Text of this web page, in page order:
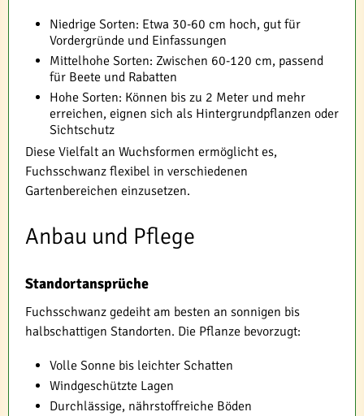
Niedrige Sorten: Etwa 30-60 cm hoch, gut für
Vordergründe und Einfassungen
Mittelhohe Sorten: Zwischen 60-120 cm, passend
für Beete und Rabatten
Hohe Sorten: Können bis zu 2 Meter und mehr
erreichen, eignen sich als Hintergrundpflanzen oder
Sichtschutz
Diese Vielfalt an Wuchsformen ermöglicht es,
Fuchsschwanz flexibel in verschiedenen
Gartenbereichen einzusetzen.
Anbau und Pflege
Standortansprüche
Fuchsschwanz gedeiht am besten an sonnigen bis
halbschattigen Standorten. Die Pflanze bevorzugt:
Volle Sonne bis leichter Schatten
Windgeschützte Lagen
Durchlässige, nährstoffreiche Böden